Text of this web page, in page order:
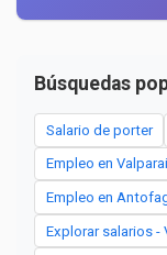
Búsquedas
Salario de porter
Empleo en
Empleo en
Explorar salarios -